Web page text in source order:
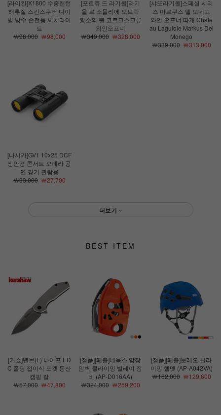
[라이칸]X1800 수중랜턴
해루질 스킨스쿠버 다이
빙 방수 손전등 써치라이
트
￦98,000￦98,000
[포르쥬 드 라기올]라기
올 르 소믈리에 오브락
황소의 뿔 코르크스크류
와인오프너
￦349,000￦328,000
[샤또라기올]스페셜 시리
즈 마르쿠스 델 모네고
와인 오프너 따개 Chate
au Laguiole Markus Del
Monego
￦339,000￦313,000
[나시카]GV1 10x25 DCF
쌍안경 콘서트 오페라 공
연 경기 관람용
￦33,000￦27,700
더보기
BEST ITEM
[커쇼]밸브(F) 나이프 ED
C 폴딩 접이식 포켓 등산
캠핑 칼
￦57,000￦47,800
[정품][페츨]네옥스 암장
암벽 클라이밍 빌레이 장
비 (AP-D016AA)
￦324,000￦259,200
[정품][페츨]보레오 클라
이밍 헬멧 (AP-A042VA)
￦162,000￦129,600